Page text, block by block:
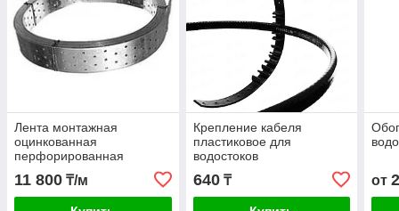
Лента монтажная
оцинкованная
перфорированная
11 800 ₸/м
Крепление кабеля
пластиковое для
водостоков
640₸ от